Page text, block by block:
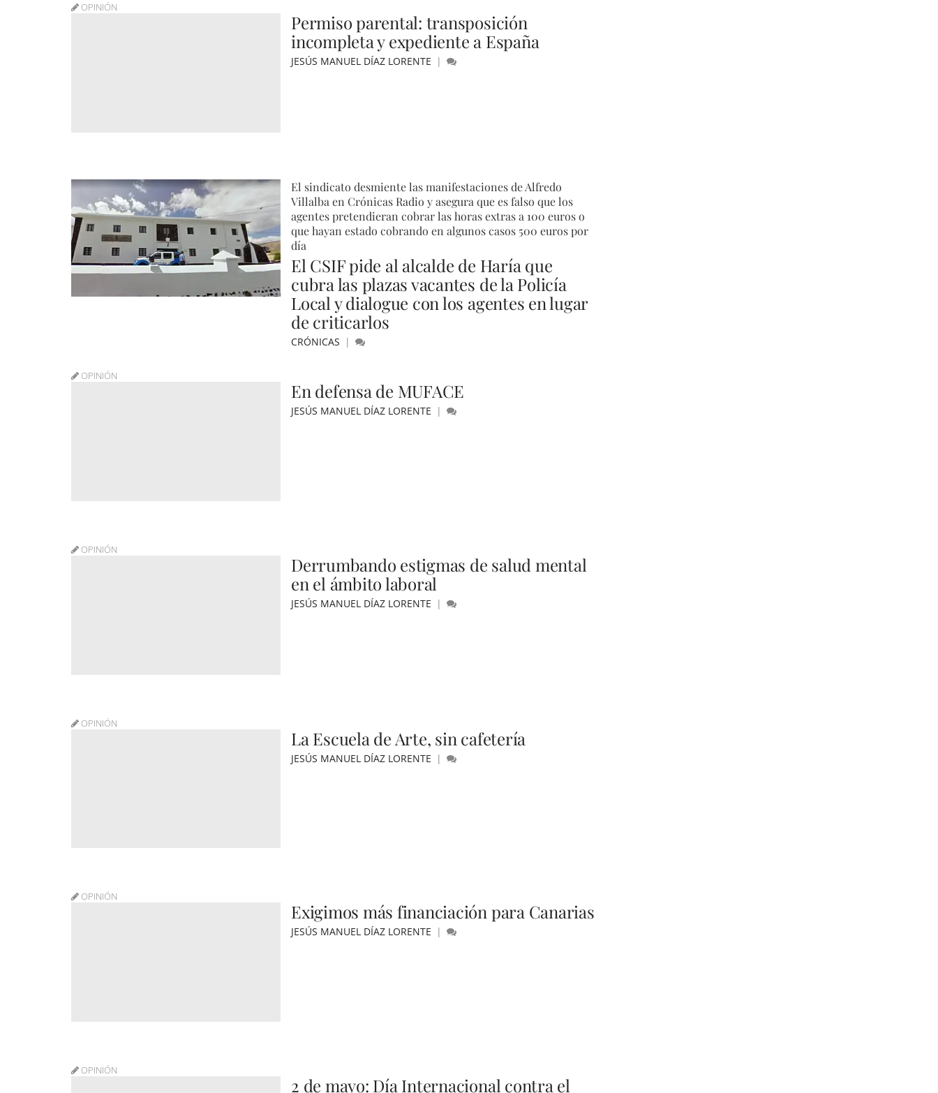
OPINIÓN
Permiso parental: transposición
incompleta y expediente a España
JESÚS MANUEL DÍAZ LORENTE
El sindicato desmiente las manifestaciones de Alfredo
Villalba en Crónicas Radio y asegura que es falso que los
agentes pretendieran cobrar las horas extras a 100 euros o
que hayan estado cobrando en algunos casos 500 euros por
día
El CSIF pide al alcalde de Haría que
cubra las plazas vacantes de la Policía
Local y dialogue con los agentes en lugar
de criticarlos
CRÓNICAS
OPINIÓN
En defensa de MUFACE
JESÚS MANUEL DÍAZ LORENTE
OPINIÓN
Derrumbando estigmas de salud mental
en el ámbito laboral
JESÚS MANUEL DÍAZ LORENTE
OPINIÓN
La Escuela de Arte, sin cafetería
JESÚS MANUEL DÍAZ LORENTE
OPINIÓN
Exigimos más financiación para Canarias
JESÚS MANUEL DÍAZ LORENTE
OPINIÓN
2 de mayo: Día Internacional contra el